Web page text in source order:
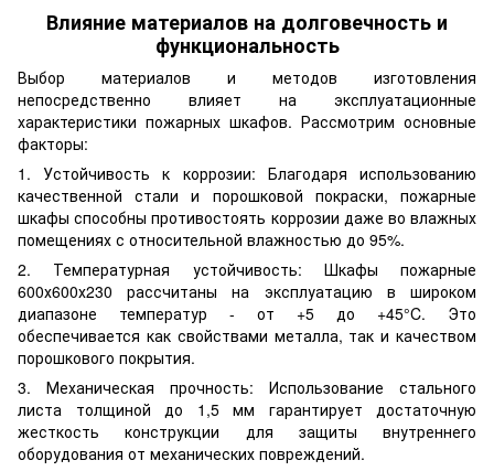
Влияние материалов на долговечность и
функциональность
Выбор материалов и методов изготовления
непосредственно влияет на эксплуатационные
характеристики пожарных шкафов. Рассмотрим основные
факторы:
1. Устойчивость к коррозии: Благодаря использованию
качественной стали и порошковой покраски, пожарные
шкафы способны противостоять коррозии даже во влажных
помещениях с относительной влажностью до 95%.
2. Температурная устойчивость: Шкафы пожарные
600х600х230 рассчитаны на эксплуатацию в широком
диапазоне температур - от +5 до +45°C. Это
обеспечивается как свойствами металла, так и качеством
порошкового покрытия.
3. Механическая прочность: Использование стального
листа толщиной до 1,5 мм гарантирует достаточную
жесткость конструкции для защиты внутреннего
оборудования от механических повреждений.